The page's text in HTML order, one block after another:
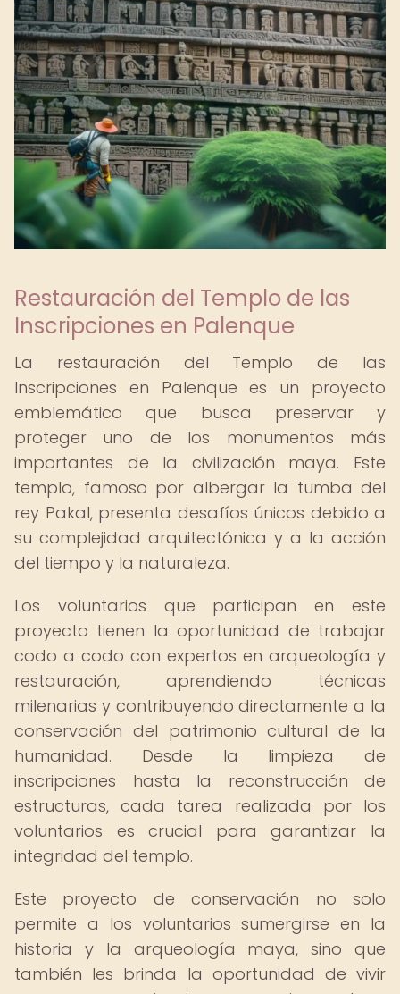
Restauración del Templo de las
Inscripciones en Palenque
La restauración del Templo de las
Inscripciones en Palenque es un proyecto
emblemático que busca preservar y
proteger uno de los monumentos más
importantes de la civilización maya. Este
templo, famoso por albergar la tumba del
rey Pakal, presenta desafíos únicos debido a
su complejidad arquitectónica y a la acción
del tiempo y la naturaleza.
Los voluntarios que participan en este
proyecto tienen la oportunidad de trabajar
codo a codo con expertos en arqueología y
restauración, aprendiendo técnicas
milenarias y contribuyendo directamente a la
conservación del patrimonio cultural de la
humanidad. Desde la limpieza de
inscripciones hasta la reconstrucción de
estructuras, cada tarea realizada por los
voluntarios es crucial para garantizar la
integridad del templo.
Este proyecto de conservación no solo
permite a los voluntarios sumergirse en la
historia y la arqueología maya, sino que
también les brinda la oportunidad de vivir